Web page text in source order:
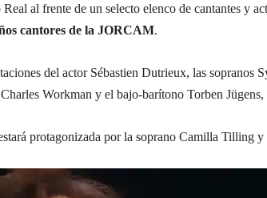
al frente de un selecto elenco de cantantes y
cantores de la JORCAM.
del actor Sébastien Dutrieux, las sopranos
Workman y el bajo-barítono Torben Jügens,
protagonizada por la soprano Camilla Tilling